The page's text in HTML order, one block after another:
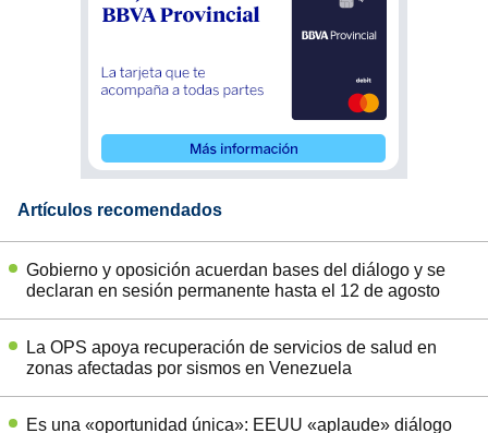
Artículos recomendados
Gobierno y oposición acuerdan bases del diálogo y se
declaran en sesión permanente hasta el 12 de agosto
La OPS apoya recuperación de servicios de salud en
zonas afectadas por sismos en Venezuela
Es una «oportunidad única»: EEUU «aplaude» diálogo